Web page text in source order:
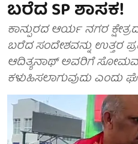
ಬರೆದ SP ಶಾಸಕ!
ಕಾನ್ಪುರದ ಆರ್ಯ ನಗರ
ಬರೆದ ಸಂದೇಶವನ್ನು ಉತ್ತರ
ಆದಿತ್ಯನಾಥ್ ಅವರಿಗೆ
ಕಳುಹಿಸಲಾಗುವುದು ಎಂದು